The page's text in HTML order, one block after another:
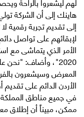
هاينك إلى أن الشركة
إلى تقديم تجربة رقمية
لإبقائهم على تواصل
2020"، وأضاف: "نحن
الأردن الدائم على
في جميع مناطق